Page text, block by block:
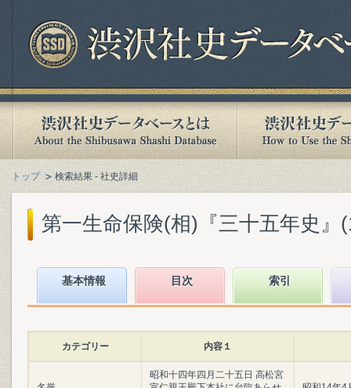
トップ 検索結果 - 社史詳細
第一生命保険(相)『三十五年史』
基本情報 目次 索引
カテゴリー 内容１
昭和十四年四月二十五日 高松宮